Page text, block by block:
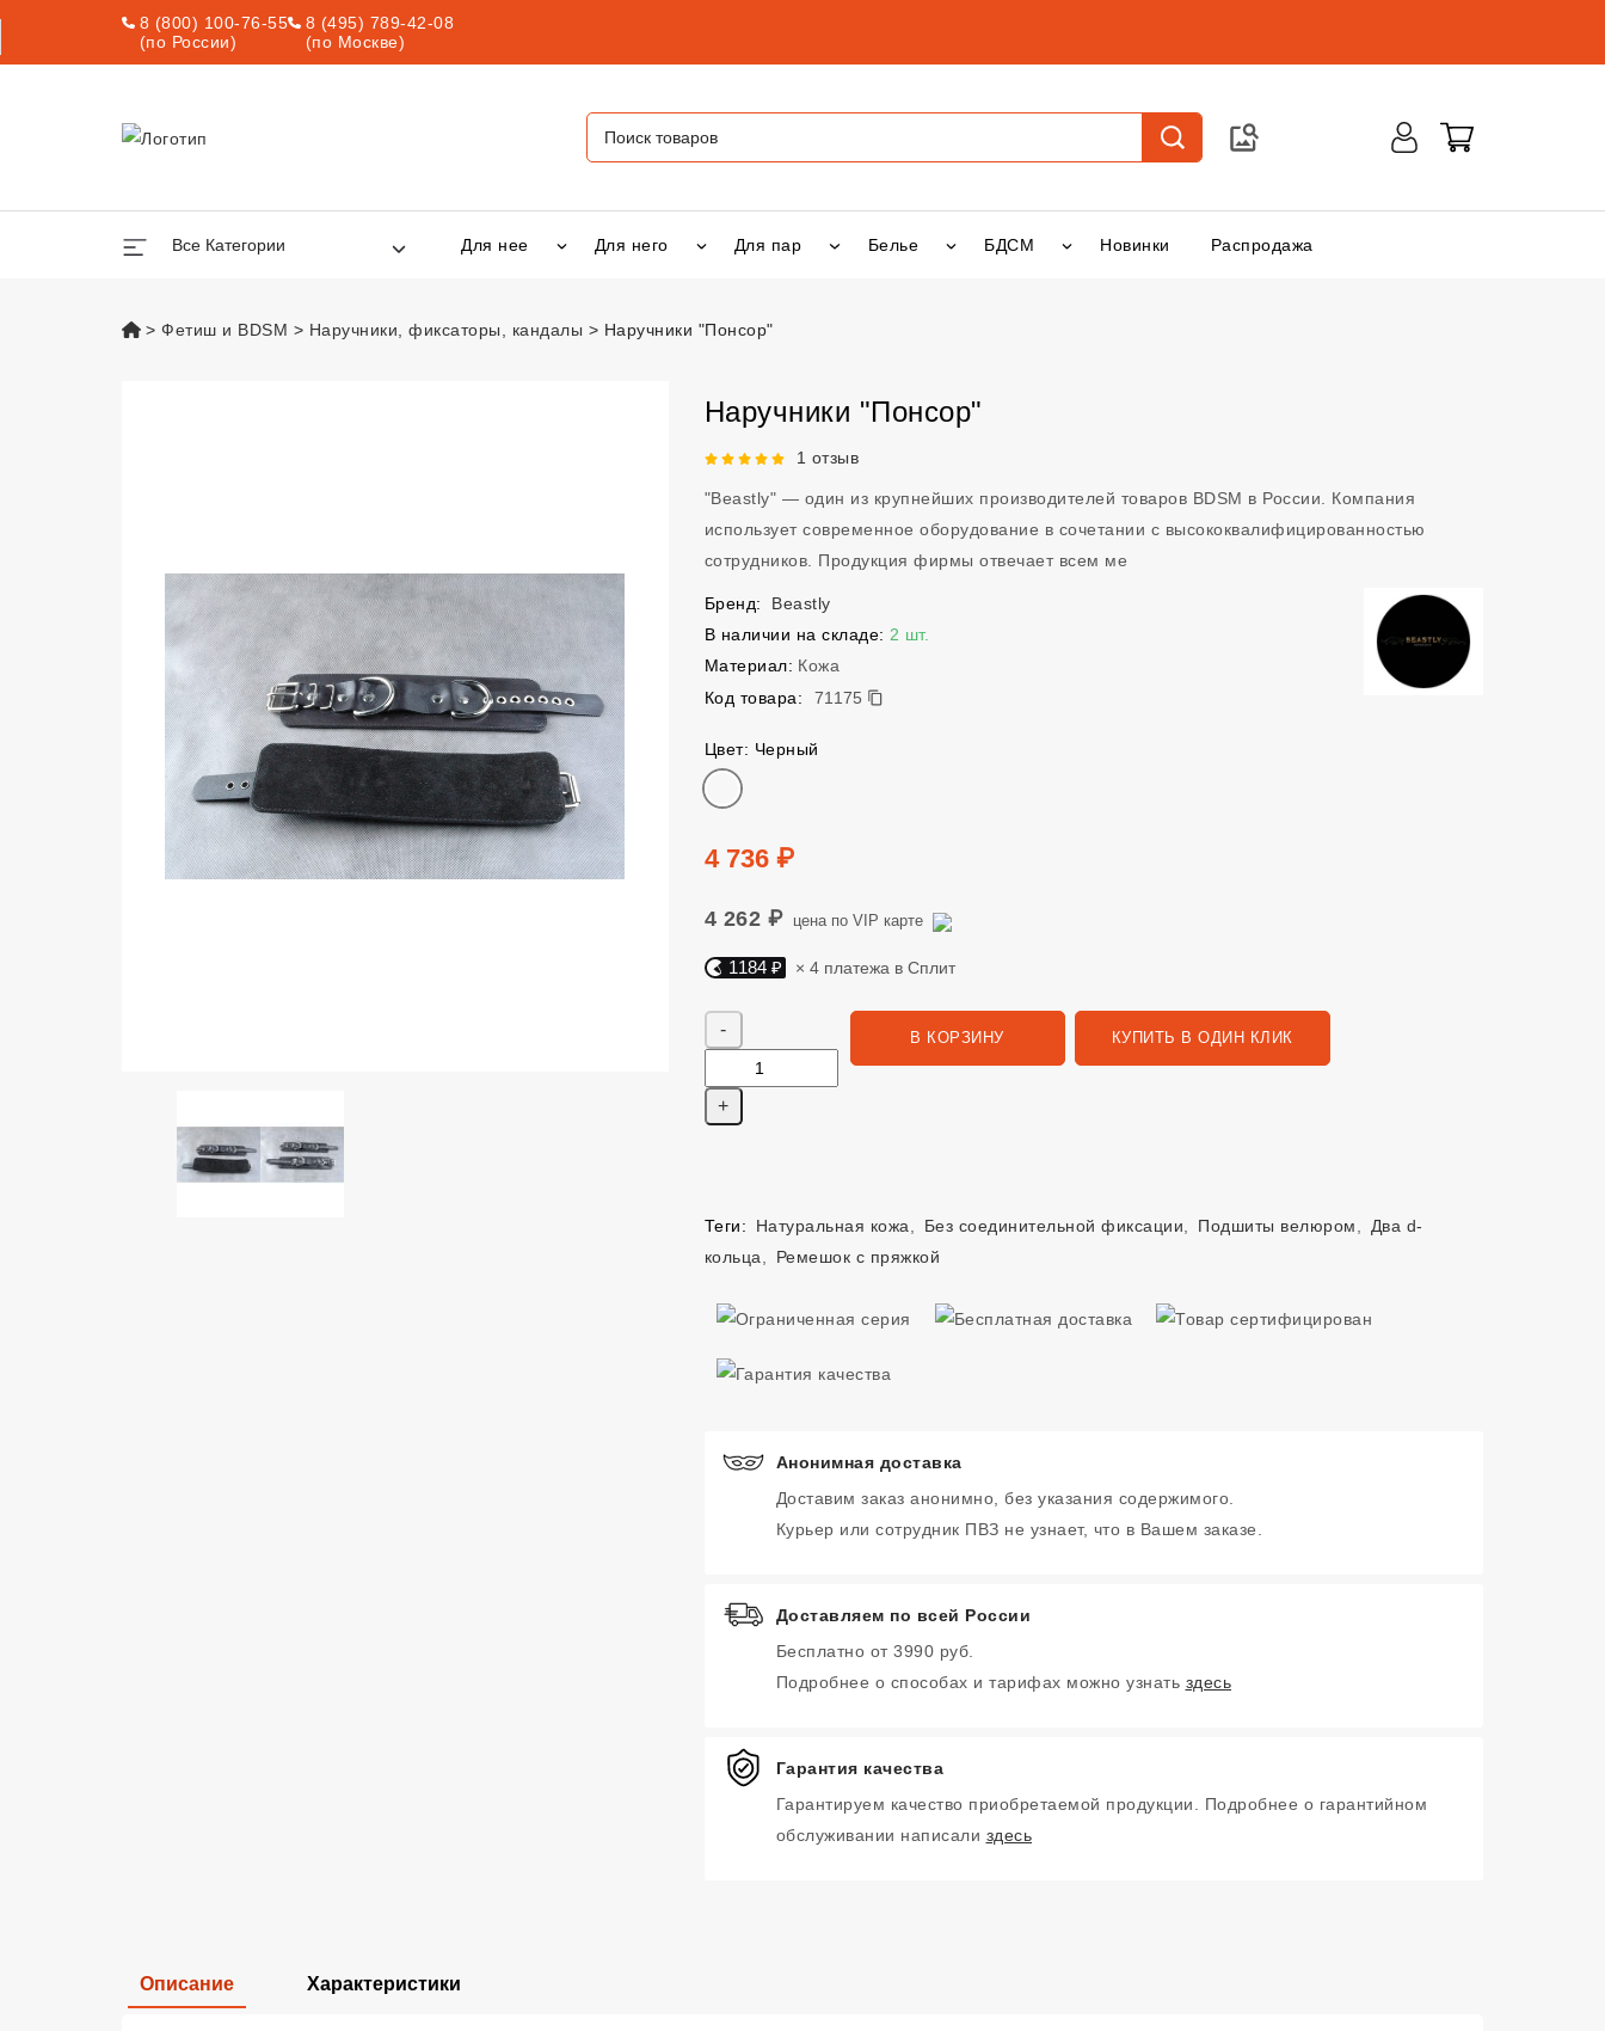
8 (800) 100-76-55
(по России)
8 (495) 789-42-08
(по Москве)
Все Категории Для нее Для него Для пар Белье БДСМ Новинки Распродажа
vsexshop.ru
Фетиш и BDSM Наручники, фиксаторы, кандалы Наручники "Понсор"
Наручники "Понсор"
Рейтинг 5 из 5.1 отзыв
"Beastly" — один из крупнейших производителей товаров BDSM в России. Компания
использует современное оборудование в сочетании с высококвалифицированностью
сотрудников. Продукция фирмы отвечает всем ме
Бренд:
Beastly
В наличии на складе: 2 шт.
Материал: Кожа
Код товара:
71175
71175
Цвет: Черный
Цвет
Цена
4 736 ₽
4 262 ₽ цена по VIP карте
Яндекс Сплит. 1184 руб, 4 платежа в Сплит
1184 ₽ × 4 платежа в Сплит
В КОРЗИНУ КУПИТЬ В ОДИН КЛИК
Теги: Натуральная кожа Без соединительной фиксации Подшиты велюром
Два d-
кольца
Ремешок с пряжкой
Анонимная доставка
Доставим заказ анонимно, без указания содержимого.
Курьер или сотрудник ПВЗ не узнает, что в Вашем заказе.
Доставляем по всей России
Бесплатно от 3990 руб.
Подробнее о способах и тарифах можно узнать здесь
Гарантия качества
Гарантируем качество приобретаемой продукции. Подробнее о гарантийном
обслуживании написали здесь
Описание Характеристики